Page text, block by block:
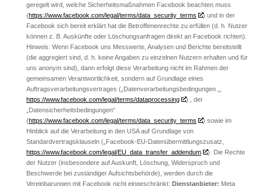
geregelt wird, welche Sicherheitsmaßnahmen Facebook beachten muss
(https://www.facebook.com/legal/terms/data_security_terms
) und in der
Facebook sich bereit erklärt hat die Betroffenenrechte zu erfüllen (d. h. Nutzer
können z. B. Auskünfte oder Löschungsanfragen direkt an Facebook richten).
Hinweis: Wenn Facebook uns Messwerte, Analysen und Berichte bereitstellt
(die aggregiert sind, d. h. keine Angaben zu einzelnen Nutzern erhalten und für
uns anonym sind), dann erfolgt diese Verarbeitung nicht im Rahmen der
gemeinsamen Verantwortlichkeit, sondern auf Grundlage eines
Auftragsverarbeitungsvertrages („Datenverarbeitungsbedingungen „,
https://www.facebook.com/legal/terms/dataprocessing
) , der
„Datensicherheitsbedingungen“
(https://www.facebook.com/legal/terms/data_security_terms
) sowie im
Hinblick auf die Verarbeitung in den USA auf Grundlage von
Standardvertragsklauseln („Facebook-EU-Datenübermittlungszusatz,
https://www.facebook.com/legal/EU_data_transfer_addendum
). Die Rechte
der Nutzer (insbesondere auf Auskunft, Löschung, Widerspruch und
Beschwerde bei zuständiger Aufsichtsbehörde), werden durch die
Vereinbarungen mit Facebook nicht eingeschränkt; Dienstanbieter: Meta